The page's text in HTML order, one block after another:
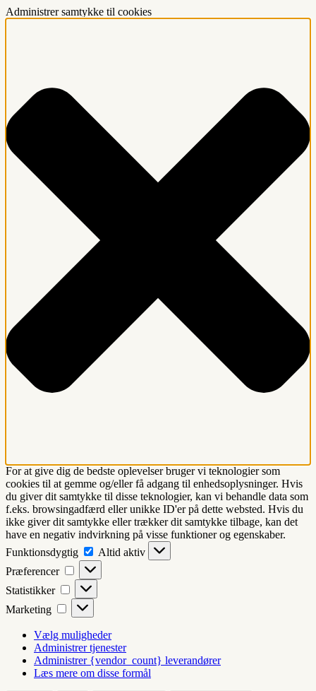
Administrer samtykke til cookies
For at give dig de bedste oplevelser bruger vi teknologier som
cookies til at gemme og/eller få adgang til enhedsoplysninger. Hvis
du giver dit samtykke til disse teknologier, kan vi behandle data som
f.eks. browsingadfærd eller unikke ID'er på dette websted. Hvis du
ikke giver dit samtykke eller trækker dit samtykke tilbage, kan det
have en negativ indvirkning på visse funktioner og egenskaber.
Funktionsdygtig
Funktionsdygtig
Altid aktiv
Præferencer
Præferencer
Statistikker Statistikker
Marketing Marketing
Vælg muligheder
Administrer tjenester
Administrer {vendor_count} leverandører
Læs mere om disse formål